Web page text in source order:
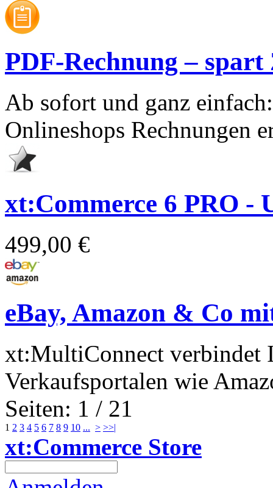
PDF-Rechnung –
Ab sofort und ganz
Onlineshops Rechnungen
xt:Commerce 6 PRO -
499,00 €
eBay, Amazon & Co
xt:MultiConnect verbindet
Verkaufsportalen wie
Seiten: 1 / 21
1 2 3 4 5 6 7 8 9 10 ... > >>|
xt:Commerce Store